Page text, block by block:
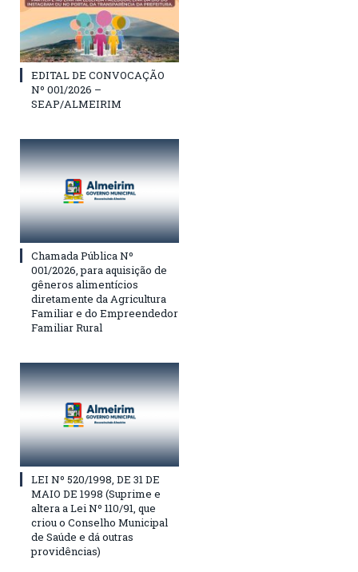
EDITAL DE CONVOCAÇÃO
Nº 001/2026 –
SEAP/ALMEIRIM
Chamada Pública Nº
001/2026, para aquisição de
gêneros alimentícios
diretamente da Agricultura
Familiar e do Empreendedor
Familiar Rural
LEI Nº 520/1998, DE 31 DE
MAIO DE 1998 (Suprime e
altera a Lei Nº 110/91, que
criou o Conselho Municipal
de Saúde e dá outras
providências)